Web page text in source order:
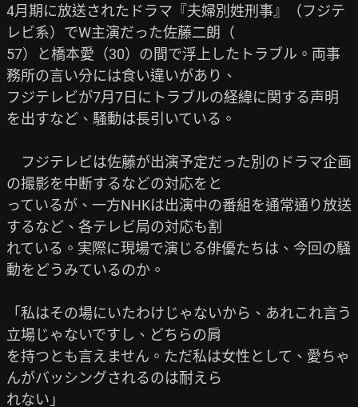
4月期に放送されたドラマ『夫婦別姓刑事』（フジテ
レビ系）でW主演だった佐藤二朗（
57）と橋本愛（30）の間で浮上したトラブル。両事
務所の言い分には食い違いがあり、
フジテレビが7月7日にトラブルの経緯に関する声明
を出すなど、騒動は長引いている。
フジテレビは佐藤が出演予定だった別のドラマ企画
の撮影を中断するなどの対応をと
っているが、一方NHKは出演中の番組を通常通り放送
するなど、各テレビ局の対応も割
れている。実際に現場で演じる俳優たちは、今回の騒
動をどうみているのか。
「私はその場にいたわけじゃないから、あれこれ言う
立場じゃないですし、どちらの肩
を持つとも言えません。ただ私は女性として、愛ちゃ
んがバッシングされるのは耐えら
れない」